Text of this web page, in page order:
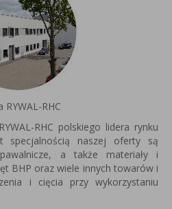
RYWAL-RHC
RHC polskiego lidera rynku
specjalnością naszej oferty są
a także materiały i
BHP oraz wiele innych towarów i
i cięcia przy wykorzystaniu